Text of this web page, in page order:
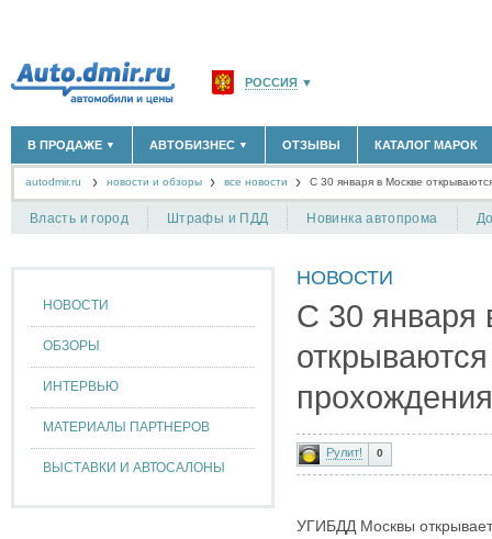
РОССИЯ ▼
САНКТ-ПЕТЕРБУРГ И ОБЛАСТЬ(14304)
КРАСНОДАРСКИЙ КРАЙ(5619)
КРЫМ РЕСПУБЛИКА(412)
В ПРОДАЖЕ ▼
НОВЫЕ АВТОМОБИЛИ(30122)
АВТОМОБИЛИ С ПРОБЕГОМ
АВТОБИЗНЕС ▼
ОФИЦИАЛЬНЫЕ ДИЛЕРЫ(1347)
ТАКСИ(278)
+ ДОБАВИТЬ КОМПАНИЮ
ОТЗЫВЫ КАТАЛОГ МАРОК
autodmir.ru новости и обзоры все новости С 30 января в Москве
Власть и город Штрафы и ПДД Новинка автопрома
НОВОСТИ
ОБЗОРЫ
ИНТЕРВЬЮ
МАТЕРИАЛЫ ПАРТНЕРОВ
ВЫСТАВКИ И АВТОСАЛОНЫ
НОВОСТИ
С 30 января
Рулит! 0
УГИБДД Москвы